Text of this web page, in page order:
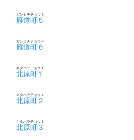
雁道町５
ガンミチチョウ５
雁道町６
ガンミチチョウ６
北原町１
キタハラチョウ１
北原町２
キタハラチョウ２
北原町３
キタハラチョウ３